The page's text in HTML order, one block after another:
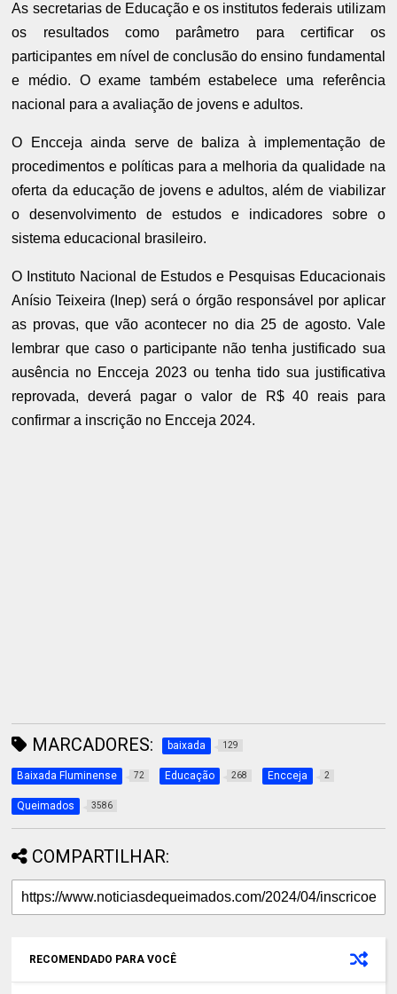
As secretarias de Educação e os institutos federais utilizam
os resultados como parâmetro para certificar os
participantes em nível de conclusão do ensino fundamental
e médio. O exame também estabelece uma referência
nacional para a avaliação de jovens e adultos.
O Encceja ainda serve de baliza à implementação de
procedimentos e políticas para a melhoria da qualidade na
oferta da educação de jovens e adultos, além de viabilizar
o desenvolvimento de estudos e indicadores sobre o
sistema educacional brasileiro.
O Instituto Nacional de Estudos e Pesquisas Educacionais
Anísio Teixeira (Inep) será o órgão responsável por aplicar
as provas, que vão acontecer no dia 25 de agosto. Vale
lembrar que caso o participante não tenha justificado sua
ausência no Encceja 2023 ou tenha tido sua justificativa
reprovada, deverá pagar o valor de R$ 40 reais para
confirmar a inscrição no Encceja 2024.
MARCADORES: baixada 129
Baixada Fluminense 72 Educação 268 Encceja 2
Queimados 3586
COMPARTILHAR:
RECOMENDADO PARA VOCÊ